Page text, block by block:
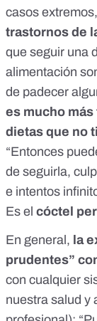
casos
trastornos de
que seguir una
alimentación
de padecer
es mucho
dietas que no
“Entonces
de seguirla,
e intentos
Es el cóctel
En general, la
prudentes”
con cualquier
nuestra salud y